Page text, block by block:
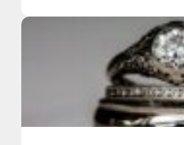
Vädret skiftar tydligt